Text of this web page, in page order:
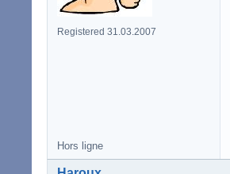
Registered 31.03.2007
Hors ligne